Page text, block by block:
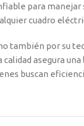
para
cuadro
también por su
calidad asegura
buscan